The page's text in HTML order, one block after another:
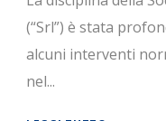
(“Srl”) è stata
alcuni interventi
nel...